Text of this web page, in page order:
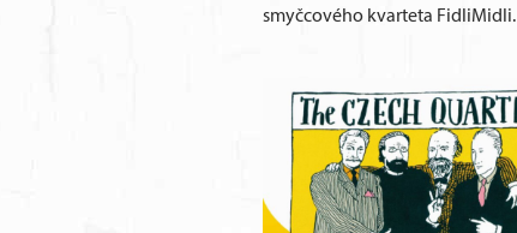
smyčcového kvarteta FidliMidli.